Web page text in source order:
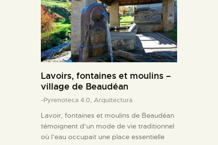
Lavoirs, fontaines et moulins –
village de Beaudéan
-Pyrenoteca 4.0, Arquitectura
Lavoir, fontaines et moulins de Beaudéan
témoignent d’un mode de vie traditionnel
où l’eau occupait une place essentielle